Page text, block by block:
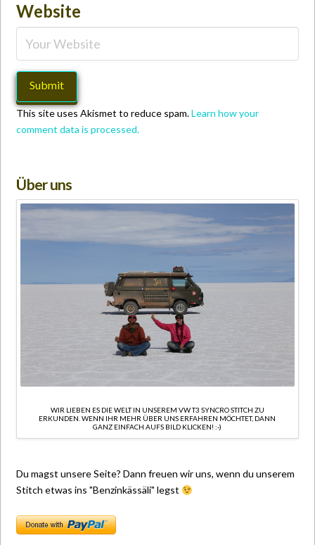
Website
This site uses Akismet to reduce spam.Learn how your
comment data is processed.
Über uns
WIR LIEBEN ES DIE WELT IN UNSEREM VW T3 SYNCRO STITCH ZU
ERKUNDEN. WENN IHR MEHR ÜBER UNS ERFAHREN MÖCHTET, DANN
GANZ EINFACH AUFS BILD KLICKEN! :-)
Du magst unsere Seite? Dann freuen wir uns, wenn du unserem
Stitch etwas ins "Benzinkässäli" legst